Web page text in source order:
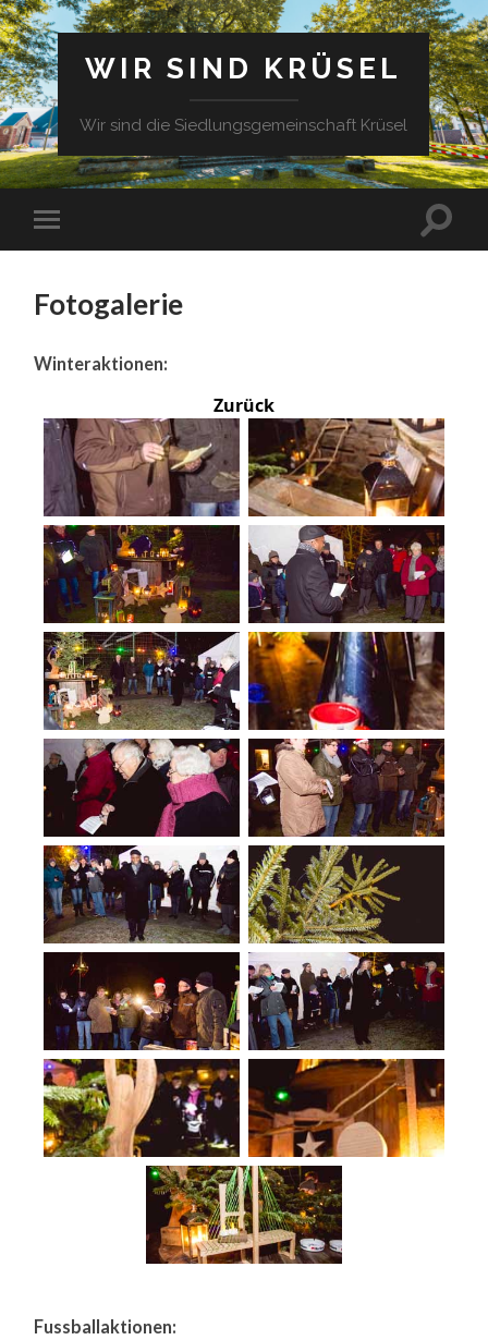
WIR SIND KRÜSEL
Wir sind die Siedlungsgemeinschaft Krüsel
Fotogalerie
Winteraktionen:
Zurück
Fussballaktionen: